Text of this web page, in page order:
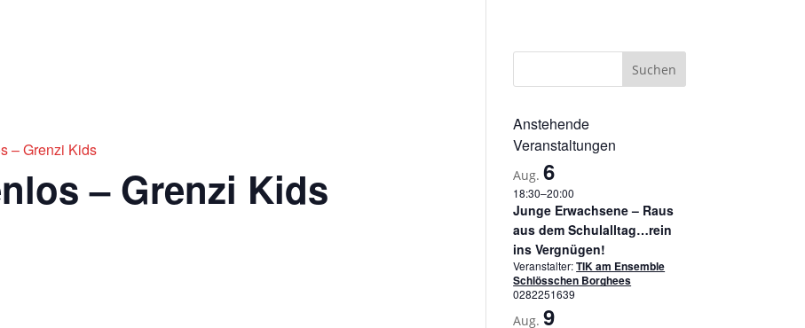
– Grenzi Kids
– Grenzi Kids
Anstehende
Veranstaltungen
Aug.6
18:30–20:00
Junge Erwachsene – Raus
aus dem Schulalltag…rein
ins Vergnügen!
Veranstalter:TIK am Ensemble
Schlösschen Borghees
0282251639
Aug.9